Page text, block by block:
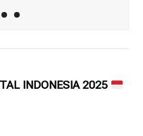
INDONESIA 2025